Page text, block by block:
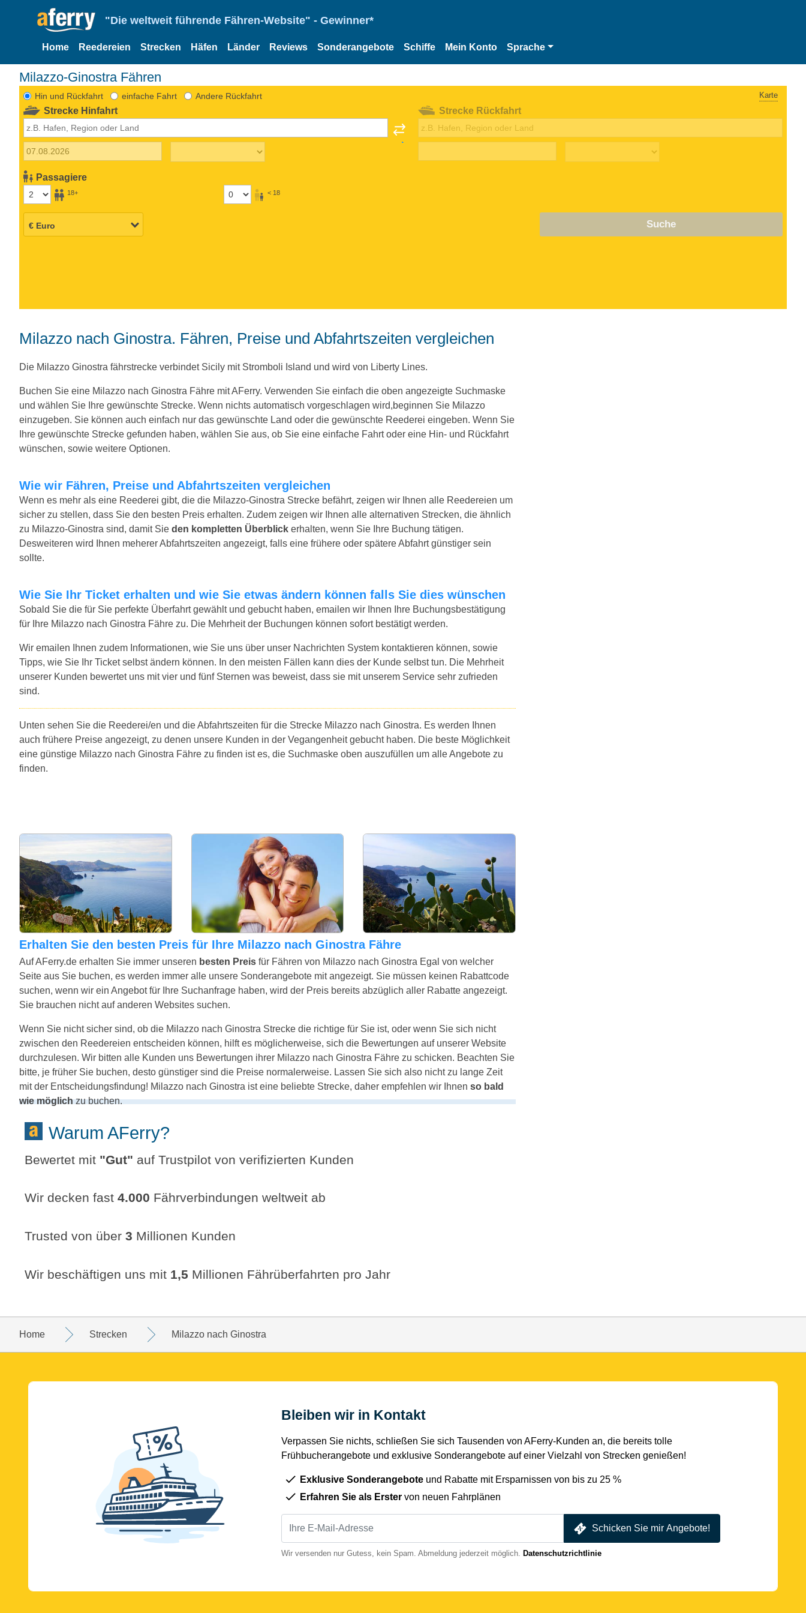
"Die weltweit führende Fähren-Website" - Gewinner*
Home Reedereien Strecken Häfen Länder Reviews Sonderangebote Schiffe Mein Konto Sprache
Milazzo-Ginostra Fähren
Hin und Rückfahrt einfache Fahrt Andere Rückfahrt Karte
Strecke Hinfahrt
Passagiere
18+ < 18
Strecke Rückfahrt
Suche
Milazzo nach Ginostra. Fähren, Preise und Abfahrtszeiten vergleichen
Die Milazzo Ginostra fährstrecke verbindet Sicily mit Stromboli Island und wird von Liberty Lines.
Buchen Sie eine Milazzo nach Ginostra Fähre mit AFerry. Verwenden Sie einfach die oben angezeigte Suchmaske
und wählen Sie Ihre gewünschte Strecke. Wenn nichts automatisch vorgeschlagen wird,beginnen Sie Milazzo
einzugeben. Sie können auch einfach nur das gewünschte Land oder die gewünschte Reederei eingeben. Wenn Sie
Ihre gewünschte Strecke gefunden haben, wählen Sie aus, ob Sie eine einfache Fahrt oder eine Hin- und Rückfahrt
wünschen, sowie weitere Optionen.
Wie wir Fähren, Preise und Abfahrtszeiten vergleichen
Wenn es mehr als eine Reederei gibt, die die Milazzo-Ginostra Strecke befährt, zeigen wir Ihnen alle Reedereien um
sicher zu stellen, dass Sie den besten Preis erhalten. Zudem zeigen wir Ihnen alle alternativen Strecken, die ähnlich
zu Milazzo-Ginostra sind, damit Sie den kompletten Überblick erhalten, wenn Sie Ihre Buchung tätigen.
Desweiteren wird Ihnen meherer Abfahrtszeiten angezeigt, falls eine frühere oder spätere Abfahrt günstiger sein
sollte.
Wie Sie Ihr Ticket erhalten und wie Sie etwas ändern können falls Sie dies wünschen
Sobald Sie die für Sie perfekte Überfahrt gewählt und gebucht haben, emailen wir Ihnen Ihre Buchungsbestätigung
für Ihre Milazzo nach Ginostra Fähre zu. Die Mehrheit der Buchungen können sofort bestätigt werden.
Wir emailen Ihnen zudem Informationen, wie Sie uns über unser Nachrichten System kontaktieren können, sowie
Tipps, wie Sie Ihr Ticket selbst ändern können. In den meisten Fällen kann dies der Kunde selbst tun. Die Mehrheit
unserer Kunden bewertet uns mit vier und fünf Sternen was beweist, dass sie mit unserem Service sehr zufrieden
sind.
Unten sehen Sie die Reederei/en und die Abfahrtszeiten für die Strecke Milazzo nach Ginostra. Es werden Ihnen
auch frühere Preise angezeigt, zu denen unsere Kunden in der Vegangenheit gebucht haben. Die beste Möglichkeit
eine günstige Milazzo nach Ginostra Fähre zu finden ist es, die Suchmaske oben auszufüllen um alle Angebote zu
finden.
Erhalten Sie den besten Preis für Ihre Milazzo nach Ginostra Fähre
Auf AFerry.de erhalten Sie immer unseren besten Preis für Fähren von Milazzo nach Ginostra Egal von welcher
Seite aus Sie buchen, es werden immer alle unsere Sonderangebote mit angezeigt. Sie müssen keinen Rabattcode
suchen, wenn wir ein Angebot für Ihre Suchanfrage haben, wird der Preis bereits abzüglich aller Rabatte angezeigt.
Sie brauchen nicht auf anderen Websites suchen.
Wenn Sie nicht sicher sind, ob die Milazzo nach Ginostra Strecke die richtige für Sie ist, oder wenn Sie sich nicht
zwischen den Reedereien entscheiden können, hilft es möglicherweise, sich die Bewertungen auf unserer Website
durchzulesen. Wir bitten alle Kunden uns Bewertungen ihrer Milazzo nach Ginostra Fähre zu schicken. Beachten Sie
bitte, je früher Sie buchen, desto günstiger sind die Preise normalerweise. Lassen Sie sich also nicht zu lange Zeit
mit der Entscheidungsfindung! Milazzo nach Ginostra ist eine beliebte Strecke, daher empfehlen wir Ihnen so bald
wie möglichzu buchen.
Warum AFerry?
Bewertet mit "Gut" auf Trustpilot von verifizierten Kunden
Wir decken fast 4.000 Fährverbindungen weltweit ab
Trusted von über 3 Millionen Kunden
Wir beschäftigen uns mit 1,5 Millionen Fährüberfahrten pro Jahr
Home Strecken Milazzo nach Ginostra
Bleiben wir in Kontakt
Verpassen Sie nichts, schließen Sie sich Tausenden von AFerry-Kunden an, die bereits tolle
Frühbucherangebote und exklusive Sonderangebote auf einer Vielzahl von Strecken genießen!
Exklusive Sonderangebote und Rabatte mit Ersparnissen von bis zu 25 %
Erfahren Sie als Erster von neuen Fahrplänen
Schicken Sie mir Angebote!
Wir versenden nur Gutess, kein Spam. Abmeldung jederzeit möglich. Datenschutzrichtlinie